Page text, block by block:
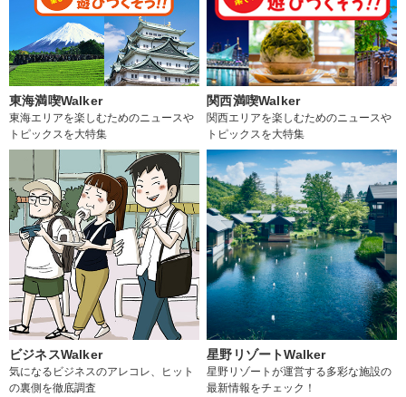
東海満喫Walker
東海エリアを楽しむためのニュースや
トピックスを大特集
関西満喫Walker
関西エリアを楽しむためのニュースや
トピックスを大特集
ビジネスWalker
気になるビジネスのアレコレ、ヒット
の裏側を徹底調査
星野リゾートWalker
星野リゾートが運営する多彩な施設の
最新情報をチェック！